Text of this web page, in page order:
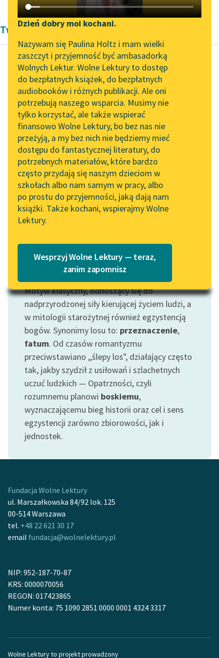
Katalog DAISY
Podkasty o książkach
Zgłoś brak utworu
Aktualności
Zapraszamy na spotkanie
online z tłumaczkami
literatury skandynawskiej
Spotkanie z Katarzyną
Tunkiel w Oslo
Wolne Lektury na 32.
Pol’and’Rock Festivalu
„Kochanek Lady
Chatterley” do słuchania
na Wolnych Lekturach
Nowy audiobook –
„Marzenie o Oriencie”
Lektury szkolne i klasyka
literatury do słuchania dla
uczennic i uczniów z
niepełnosprawnościami
E-kolekcja lektur
szkolnych i literatury do
słuchania dla uczennic i
uczniów z
niepełnosprawnościami
Feministyczne inspiracje.
Popularyzacja
skandynawskiej literatury
Kolekcje edukacyjne
twórców przechodzących
do domeny publicznej,
lektur szkolnych oraz
Starego Testamentu
Szkoła Poezji Wolnych
Lektur
Narzędzia
Mapa Wolnych Lektur
Leśmianator
Przewodnik dla piszących i
czytających
API
OAI-PMH
Widget Wolnych Lektur
Przypisy
Katalog w formacie PDF
O nas
Dzień dobry moi kochani.
Nazywam się Paulina Holtz i mam wielki
zaszczyt i przyjemność być ambasadorką
Wolnych Lektur. Wolne Lektury to dostęp
do bezpłatnych książek, do bezpłatnych
audiobooków i różnych publikacji. Ale oni
potrzebują naszego wsparcia. Musimy nie
tylko korzystać, ale także wspierać
finansowo Wolne Lektury, bo bez nas nie
przeżyją, a my bez nich nie będziemy mieć
dostępu do fantastycznej literatury, do
potrzebnych materiałów, które bardzo
często przydają się naszym dzieciom w
szkołach albo nam samym w pracy, albo
po prostu do przyjemności, jaką dają nam
książki. Także kochani, wspierajmy Wolne
Lektury.
Wesprzyj Wolne Lektury — teraz,
zanim zapomnisz
Twórczość Wojciecha Orlińskiego
Wojciech Orliński
Ulica Conrada
O karambolu na
obwodnicy słyszałem
wtedy z radia. Zaraza
trwała od dwóch dni.
Pierwsze wiadomości...
Czytaj więcej
Motyw: Los
Motyw klasyczny, odnoszący się do
nadprzyrodzonej siły kierującej życiem ludzi, a
w mitologii starożytnej również egzystencją
bogów. Synonimy losu to: przeznaczenie,
fatum. Od czasów romantyzmu
przeciwstawiano ,,ślepy los", działający często
tak, jakby szydził z usiłowań i szlachetnych
uczuć ludzkich — Opatrzności, czyli
rozumnemu planowi boskiemu,
wyznaczającemu bieg historii oraz cel i sens
egzystencji zarówno zbiorowości, jak i
jednostek.
Fundacja Wolne Lektury
ul. Marszałkowska 84/92 lok. 125
00-514 Warszawa
tel. +48 22 621 30 17
email fundacja@wolnelektury.pl
NIP: 952-187-70-87
KRS: 0000070056
REGON: 017423865
Numer konta: 75 1090 2851 0000 0001 4324 3317
Wolne Lektury to projekt prowadzony